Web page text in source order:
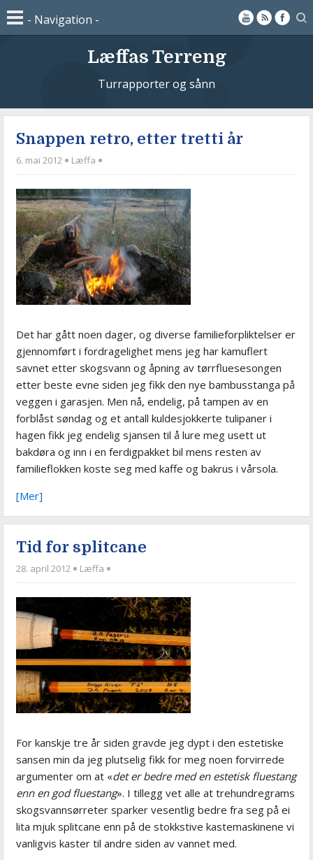
Læffas Terreng
Turrapporter og sånn
Snappen retro, etter tretti år
6. mai 2012 Læffa
Det har gått noen dager, og diverse familieforpliktelser er
gjennomført i fordragelighet mens jeg har kamuflert
savnet etter skogsvann og åpning av tørrfluesesongen
etter beste evne siden jeg fikk den nye bambusstanga på
veggen i garasjen. Men nå, endelig, på tampen av en
forblåst søndag og et antall kuldesjokkerte tulipaner i
hagen fikk jeg endelig sjansen til å lure meg usett ut
bakdøra og inn i en ferdigpakket bil mens resten av
familieflokken koste seg med kaffe og bakrus i vårsola.
[Mer]
Tid for splitcane
28. april 2012 Læffa
For kanskje tre år siden gravde jeg dypt i den estetiske
sansen min da jeg plutselig fikk for meg noen forvirrede
argumenter om at «det er bedre med en estetisk fluestang
enn en god fluestang». I tillegg vet alle at trehundregrams
skogsvannsørreter sparker vesentlig bedre fra seg på ei
lita mjuk splitcane enn på de stokkstive kastemaskinene vi
vanligvis kaster til andre siden av vannet med.